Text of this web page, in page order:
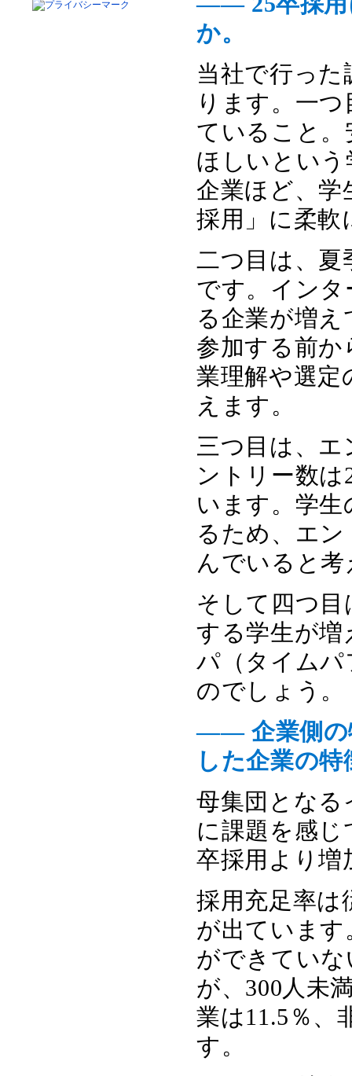
か。
当社で行っ
ります。一
ていること。
ほしいとい
企業ほど、学
採用」に柔軟
二つ目は、夏
です。イン
る企業が増
参加する前か
業理解や選定
えます。
三つ目は、
ントリー数は
います。学
るため、エ
んでいると
そして四つ
する学生が
パ（タイム
のでしょう。
―― 企業側の
した企業の
母集団とな
に課題を感じ
卒採用より増
採用充足率は
が出ています
ができていな
が、300人未
業は11.5％、
す。